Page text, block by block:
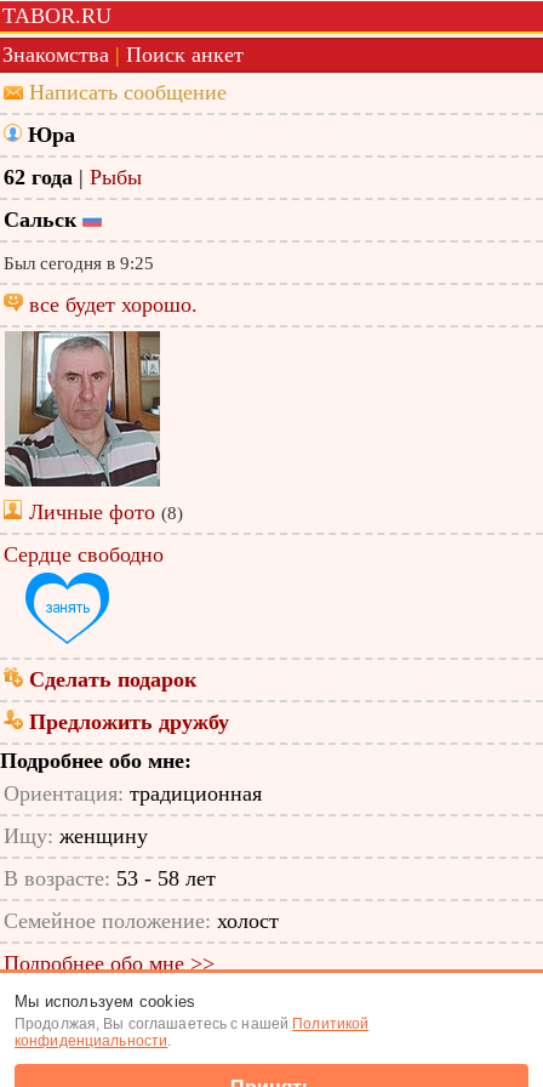
TABOR.RU
Знакомства | Поиск анкет
Написать сообщение
Юра
62 года | Рыбы
Сальск
Был сегодня в 9:25
все будет хорошо.
Личные фото (8)
Сердце свободно
Сделать подарок
Предложить дружбу
Подробнее обо мне:
Ориентация: традиционная
Ищу: женщину
В возрасте: 53 - 58 лет
Семейное положение: холост
Подробнее обо мне >>
ID анкеты: 51613840
Знакомства|Поиск анкет
Мы используем cookies
Продолжая, Вы соглашаетесь с нашей Политикой
конфиденциальности.